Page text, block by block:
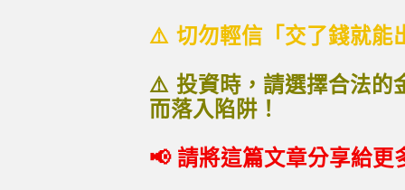
⚠️ 切勿輕信「交了錢就能
⚠️ 投資時，請選擇合法的
而落入陷阱！
📢 請將這篇文章分享給更